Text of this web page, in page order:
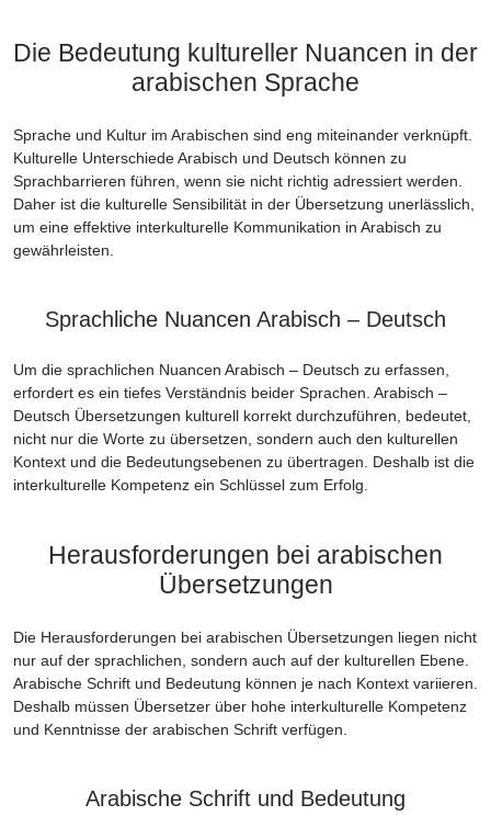
Die Bedeutung kultureller Nuancen in der
arabischen Sprache
Sprache und Kultur im Arabischen sind eng miteinander verknüpft.
Kulturelle Unterschiede Arabisch und Deutsch können zu
Sprachbarrieren führen, wenn sie nicht richtig adressiert werden.
Daher ist die kulturelle Sensibilität in der Übersetzung unerlässlich,
um eine effektive interkulturelle Kommunikation in Arabisch zu
gewährleisten.
Sprachliche Nuancen Arabisch – Deutsch
Um die sprachlichen Nuancen Arabisch – Deutsch zu erfassen,
erfordert es ein tiefes Verständnis beider Sprachen. Arabisch –
Deutsch Übersetzungen kulturell korrekt durchzuführen, bedeutet,
nicht nur die Worte zu übersetzen, sondern auch den kulturellen
Kontext und die Bedeutungsebenen zu übertragen. Deshalb ist die
interkulturelle Kompetenz ein Schlüssel zum Erfolg.
Herausforderungen bei arabischen
Übersetzungen
Die Herausforderungen bei arabischen Übersetzungen liegen nicht
nur auf der sprachlichen, sondern auch auf der kulturellen Ebene.
Arabische Schrift und Bedeutung können je nach Kontext variieren.
Deshalb müssen Übersetzer über hohe interkulturelle Kompetenz
und Kenntnisse der arabischen Schrift verfügen.
Arabische Schrift und Bedeutung